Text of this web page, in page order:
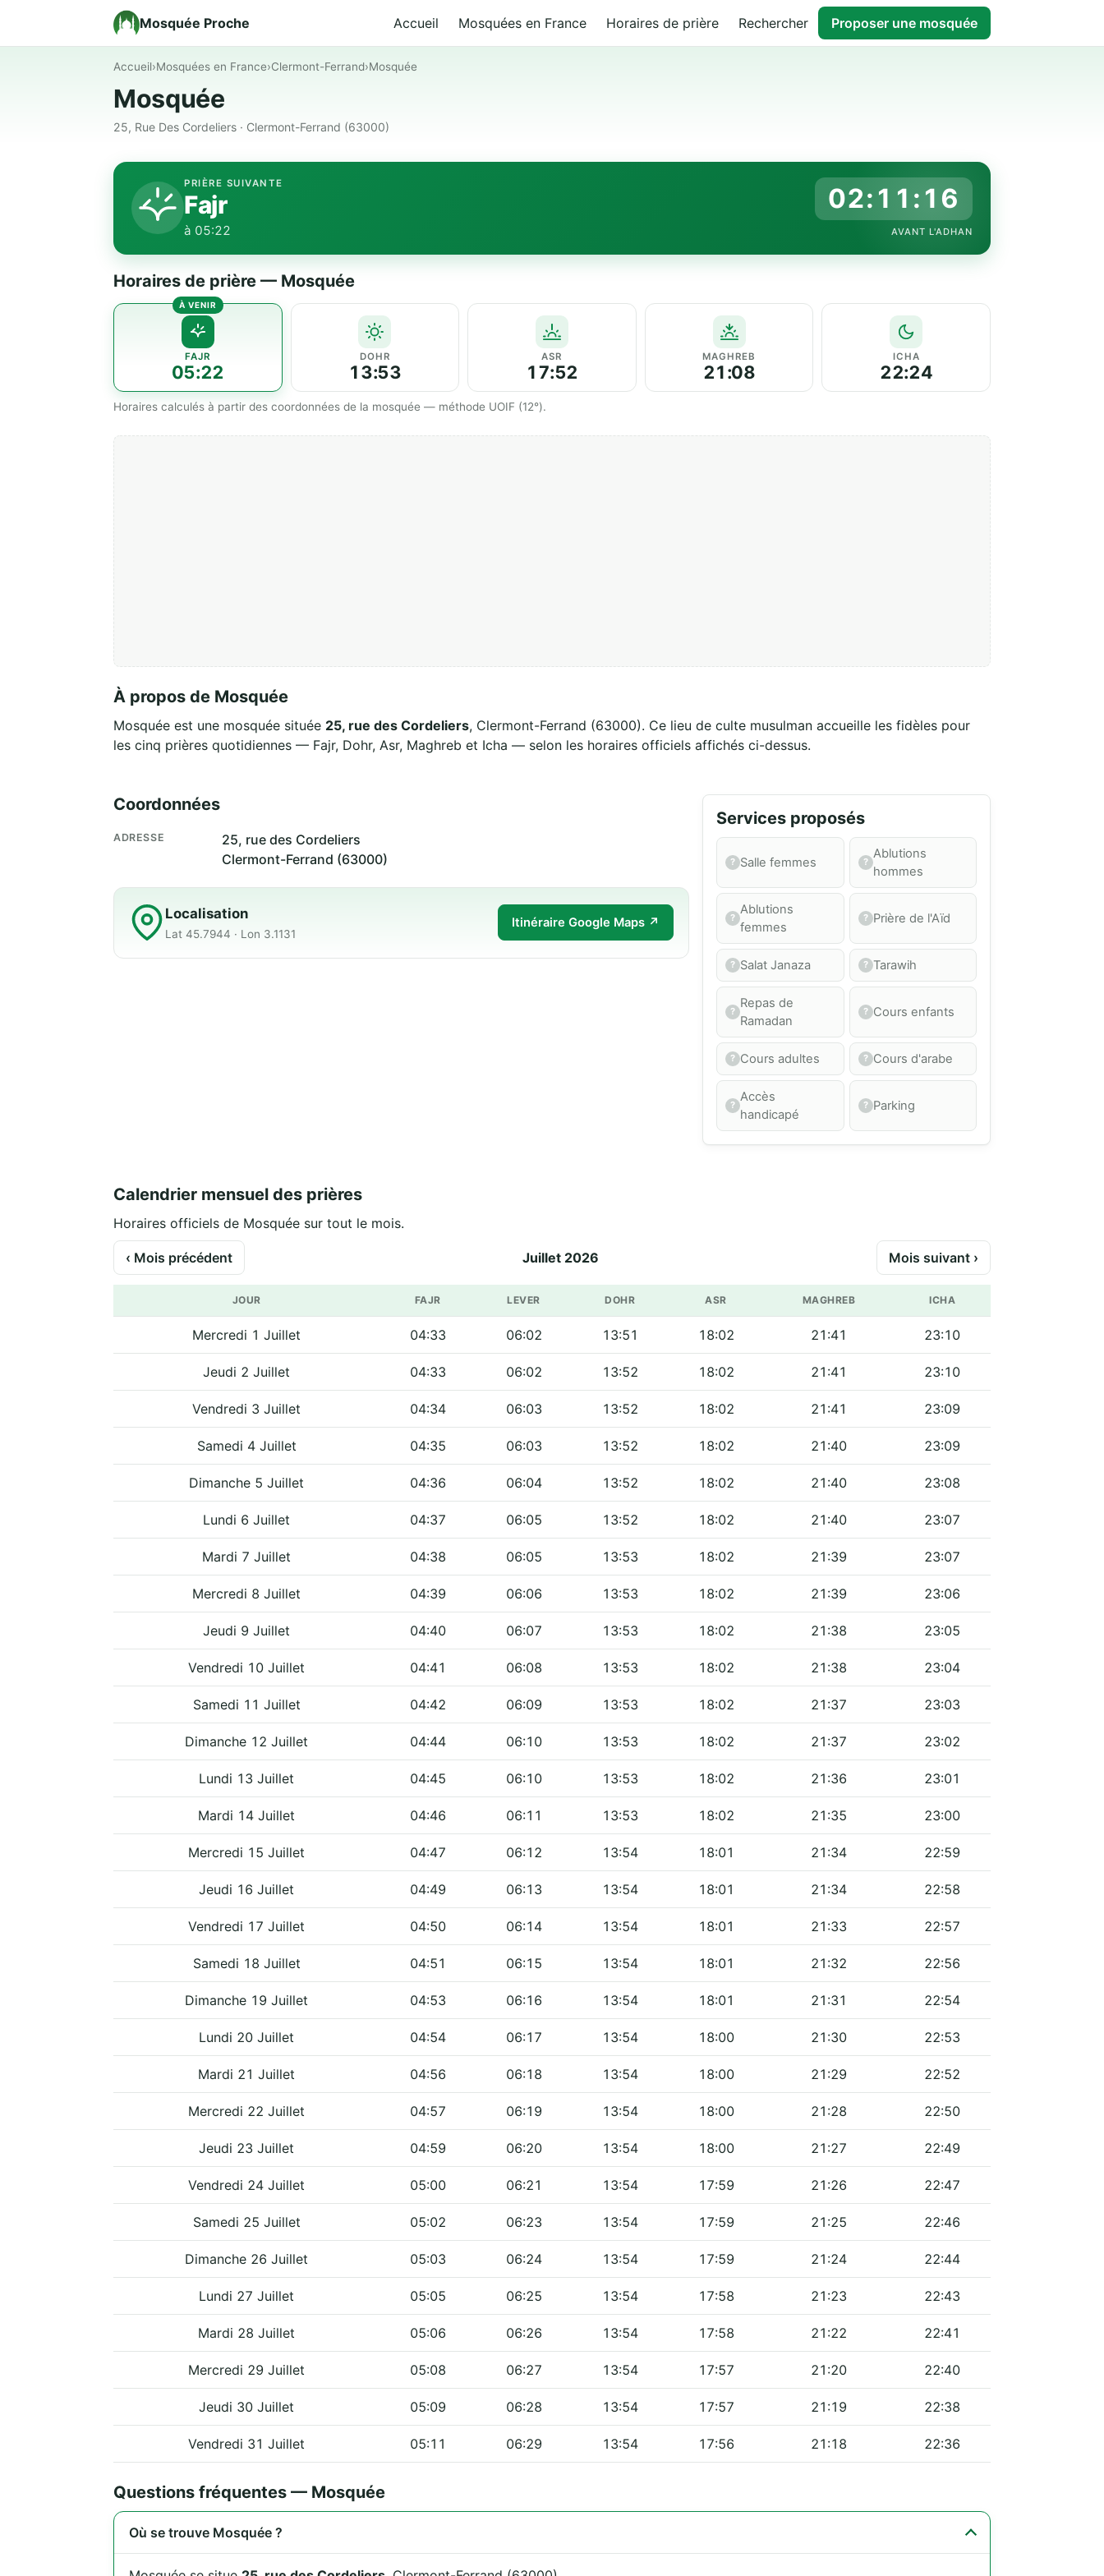
Mosquée Proche Accueil Mosquées en France Horaires de prière Rechercher Proposer une mosquée
Accueil›Mosquées en France›Clermont-Ferrand›Mosquée
Mosquée
25, Rue Des Cordeliers · Clermont-Ferrand (63000)
PRIÈRE SUIVANTE
Fajr
à 05:22
02:11:15
AVANT L'ADHAN
Horaires de prière — Mosquée
FAJR
05:22
DOHR
13:53
ASR
17:52
MAGHREB
21:08
ICHA
22:24
Horaires calculés à partir des coordonnées de la mosquée — méthode UOIF (12°).
À propos de Mosquée
Mosquée est une mosquée située 25, rue des Cordeliers, Clermont-Ferrand (63000). Ce lieu de culte musulman accueille les fidèles pour
les cinq prières quotidiennes — Fajr, Dohr, Asr, Maghreb et Icha — selon les horaires officiels affichés ci-dessus.
Coordonnées
ADRESSE
25, rue des Cordeliers
Clermont-Ferrand (63000)
Localisation
Lat 45.7944 · Lon 3.1131
Itinéraire Google Maps ↗
Services proposés
Salle femmes
Ablutions
hommes
Ablutions
femmes
Prière de l'Aïd
Salat Janaza Tarawih
Repas de
Ramadan
Cours enfants
Cours adultes Cours d'arabe
Accès
handicapé
Parking
Calendrier mensuel des prières
Horaires officiels de Mosquée sur tout le mois.
‹ Mois précédent Juillet 2026 Mois suivant ›
JOUR FAJR LEVER DOHR ASR MAGHREB ICHA
Mercredi 1 Juillet 04:33 06:02 13:51 18:02 21:41 23:10
Jeudi 2 Juillet 04:33 06:02 13:52 18:02 21:41 23:10
Vendredi 3 Juillet 04:34 06:03 13:52 18:02 21:41 23:09
Samedi 4 Juillet 04:35 06:03 13:52 18:02 21:40 23:09
Dimanche 5 Juillet 04:36 06:04 13:52 18:02 21:40 23:08
Lundi 6 Juillet 04:37 06:05 13:52 18:02 21:40 23:07
Mardi 7 Juillet 04:38 06:05 13:53 18:02 21:39 23:07
Mercredi 8 Juillet 04:39 06:06 13:53 18:02 21:39 23:06
Jeudi 9 Juillet 04:40 06:07 13:53 18:02 21:38 23:05
Vendredi 10 Juillet 04:41 06:08 13:53 18:02 21:38 23:04
Samedi 11 Juillet 04:42 06:09 13:53 18:02 21:37 23:03
Dimanche 12 Juillet 04:44 06:10 13:53 18:02 21:37 23:02
Lundi 13 Juillet 04:45 06:10 13:53 18:02 21:36 23:01
Mardi 14 Juillet 04:46 06:11 13:53 18:02 21:35 23:00
Mercredi 15 Juillet 04:47 06:12 13:54 18:01 21:34 22:59
Jeudi 16 Juillet 04:49 06:13 13:54 18:01 21:34 22:58
Vendredi 17 Juillet 04:50 06:14 13:54 18:01 21:33 22:57
Samedi 18 Juillet 04:51 06:15 13:54 18:01 21:32 22:56
Dimanche 19 Juillet 04:53 06:16 13:54 18:01 21:31 22:54
Lundi 20 Juillet 04:54 06:17 13:54 18:00 21:30 22:53
Mardi 21 Juillet 04:56 06:18 13:54 18:00 21:29 22:52
Mercredi 22 Juillet 04:57 06:19 13:54 18:00 21:28 22:50
Jeudi 23 Juillet 04:59 06:20 13:54 18:00 21:27 22:49
Vendredi 24 Juillet 05:00 06:21 13:54 17:59 21:26 22:47
Samedi 25 Juillet 05:02 06:23 13:54 17:59 21:25 22:46
Dimanche 26 Juillet 05:03 06:24 13:54 17:59 21:24 22:44
Lundi 27 Juillet 05:05 06:25 13:54 17:58 21:23 22:43
Mardi 28 Juillet 05:06 06:26 13:54 17:58 21:22 22:41
Mercredi 29 Juillet 05:08 06:27 13:54 17:57 21:20 22:40
Jeudi 30 Juillet 05:09 06:28 13:54 17:57 21:19 22:38
Vendredi 31 Juillet 05:11 06:29 13:54 17:56 21:18 22:36
Questions fréquentes — Mosquée
Où se trouve Mosquée ?